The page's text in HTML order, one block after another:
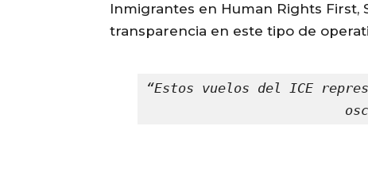
Inmigrantes en Human Rights First,
transparencia en este tipo de
“Estos vuelos del ICE